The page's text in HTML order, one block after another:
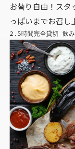
お替り自由！スタ
っぱいまでお召し
2.5時間完全貸切 飲